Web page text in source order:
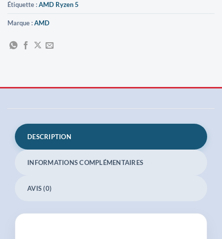
Étiquette :AMD Ryzen 5
Marque :AMD
DESCRIPTION
INFORMATIONS COMPLÉMENTAIRES
AVIS (0)